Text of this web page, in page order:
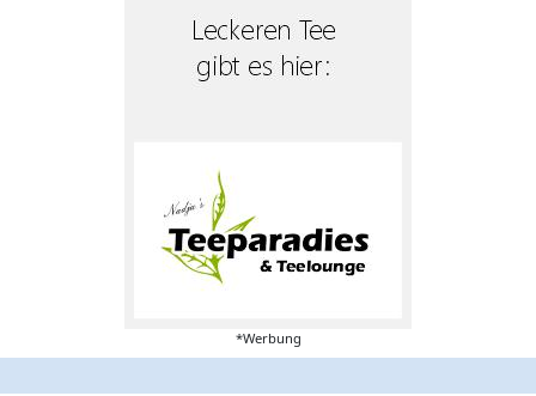
*Werbung